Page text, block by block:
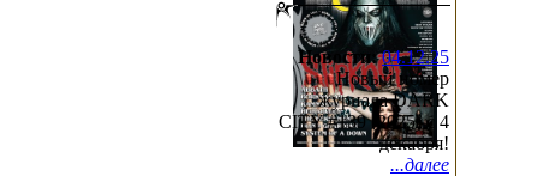
Новости:04.12.25
Новый номер
журнала DARK
CITY #139 (2025) c 4
декабря!
...далее